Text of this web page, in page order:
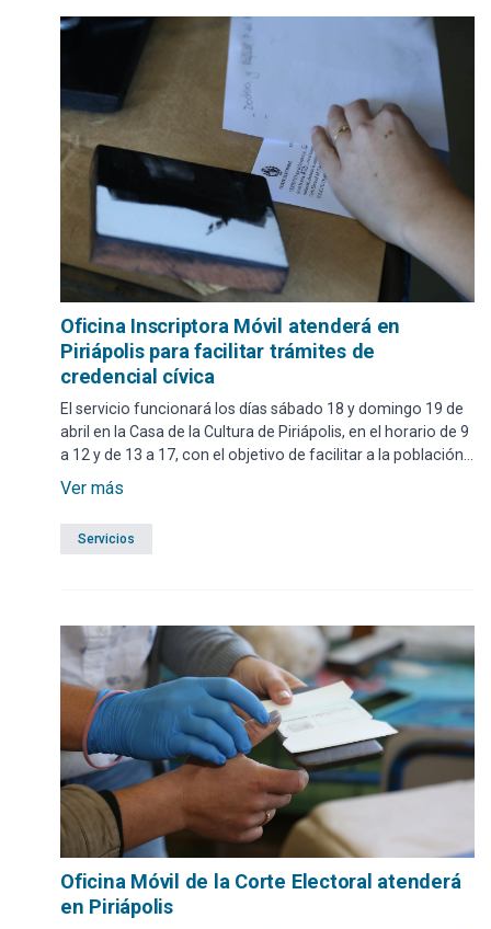
Oficina Inscriptora Móvil atenderá en
Piriápolis para facilitar trámites de
credencial cívica
El servicio funcionará los días sábado 18 y domingo 19 de
abril en la Casa de la Cultura de Piriápolis, en el horario de 9
a 12 y de 13 a 17, con el objetivo de facilitar a la población
la realización de distintos trámites vinculados al registro
Ver más
Servicios
Oficina Móvil de la Corte Electoral atenderá
en Piriápolis